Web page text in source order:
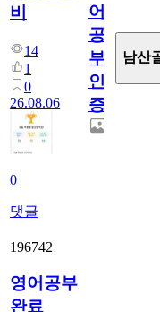
비
14
1
0
26.08.06
0
댓글
어
공
부
인
증
남산
196742
영어공부
완료